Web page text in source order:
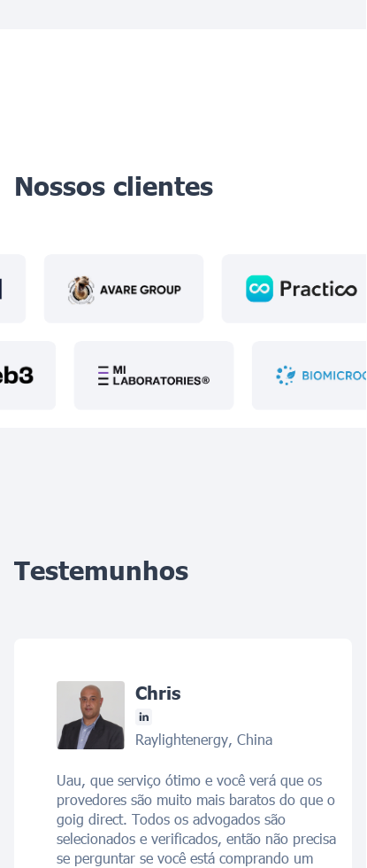
Nossos clientes
Testemunhos
Chris
Raylightenergy, China
Uau, que serviço ótimo e você verá que os
provedores são muito mais baratos do que o
goig direct. Todos os advogados são
selecionados e verificados, então não precisa
se perguntar se você está comprando um